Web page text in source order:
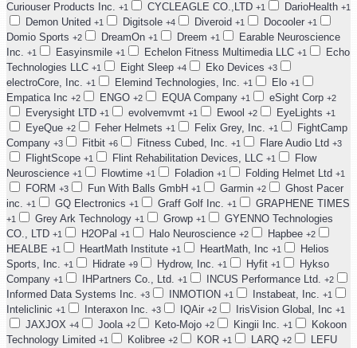
Curiouser Products Inc. +1 CYCLEAGLE CO.,LTD +1 DarioHealth +1
Demon United +1 Digitsole +4 Diveroid +1 Docooler +1
Domio Sports +2 DreamOn +1 Dreem +1
Earable Neuroscience
Inc. +1 Easyinsmile +1 Echelon Fitness Multimedia LLC +1
Echo
Technologies LLC +1 Eight Sleep +4 Eko Devices +3
electroCore, Inc. +1 Elemind Technologies, Inc. +1 Elo +1
Empatica Inc +2 ENGO +2 EQUA Company +1 eSight Corp +2
Everysight LTD +1 evolvemvmt +1 Ewool +2 EyeLights +1
EyeQue +2 Feher Helmets +1 Felix Grey, Inc. +1
FightCamp
Company +3 Fitbit +6 Fitness Cubed, Inc. +1 Flare Audio Ltd +3
FlightScope +1 Flint Rehabilitation Devices, LLC +1
Flow
Neuroscience +1 Flowtime +1 Foladion +1 Folding Helmet Ltd +1
FORM +3 Fun With Balls GmbH +1 Garmin +2
Ghost Pacer
inc. +1 GQ Electronics +1 Graff Golf Inc. +1 GRAPHENE TIMES
+1 Grey Ark Technology +1 Growp +1
GYENNO Technologies
CO., LTD +1 H2OPal +1 Halo Neuroscience +2 Hapbee +2
HEALBE +1 HeartMath Institute +1 HeartMath, Inc +1
Helios
Sports, Inc. +1 Hidrate +9 Hydrow, Inc. +1 Hyfit +1
Hykso
Company +1 IHPartners Co., Ltd. +1 INCUS Performance Ltd. +2
Informed Data Systems Inc. +3 INMOTION +1 Instabeat, Inc. +1
Inteliclinic +1 Interaxon Inc. +3 IQAir +2 IrisVision Global, Inc +1
JAXJOX +4 Joola +2 Keto-Mojo +2 Kingii Inc. +1
Kokoon
Technology Limited +1 Kolibree +2 KOR +1 LARQ +2
LEFU